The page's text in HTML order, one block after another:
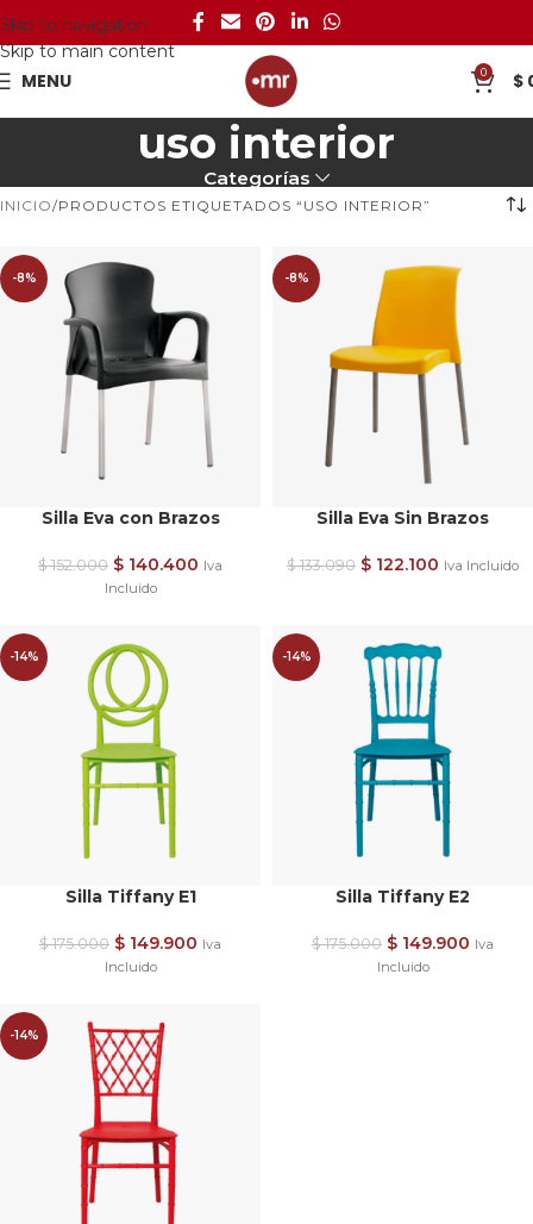
Skip to navigation
Skip to main content
MENU 0 $
uso interior
Categorías
INICIO PRODUCTOS ETIQUETADOS “USO INTERIOR”
-8%
Silla Eva con Brazos
$152.000 $ 140.400 Iva
Incluido
-8%
Silla Eva Sin Brazos
$133.090 $ 122.100 Iva Incluido
-14%
Silla Tiffany E1
$175.000 $ 149.900 Iva
Incluido
-14%
Silla Tiffany E2
$175.000 $ 149.900 Iva
Incluido
-14%